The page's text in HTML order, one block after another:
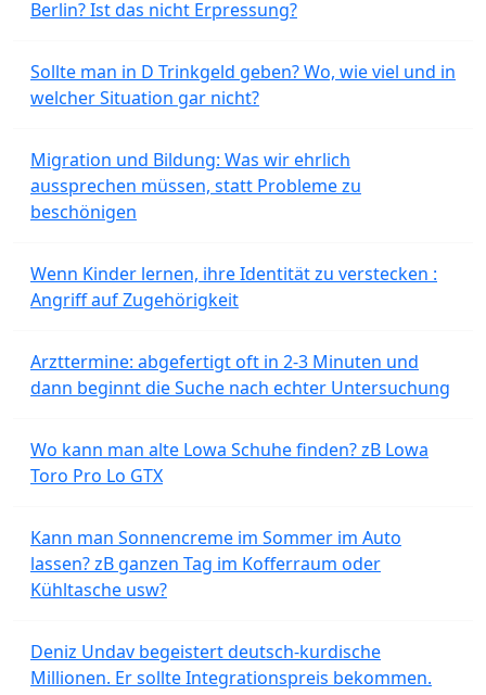
Berlin? Ist das nicht Erpressung?
Sollte man in D Trinkgeld geben? Wo, wie viel und in
welcher Situation gar nicht?
Migration und Bildung: Was wir ehrlich
aussprechen müssen, statt Probleme zu
beschönigen
Wenn Kinder lernen, ihre Identität zu verstecken :
Angriff auf Zugehörigkeit
Arzttermine: abgefertigt oft in 2-3 Minuten und
dann beginnt die Suche nach echter Untersuchung
Wo kann man alte Lowa Schuhe finden? zB Lowa
Toro Pro Lo GTX
Kann man Sonnencreme im Sommer im Auto
lassen? zB ganzen Tag im Kofferraum oder
Kühltasche usw?
Deniz Undav begeistert deutsch-kurdische
Millionen. Er sollte Integrationspreis bekommen.